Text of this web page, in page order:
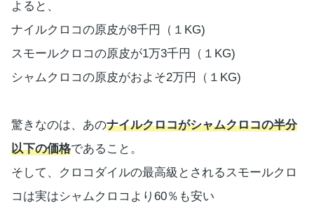
よると、
ナイルクロコの原皮が8千円（１KG)
スモールクロコの原皮が1万3千円（１KG)
シャムクロコの原皮がおよそ2万円（１KG)
驚きなのは、あのナイルクロコがシャムクロコの半分
以下の価格であること。
そして、クロコダイルの最高級とされるスモールクロ
コは実はシャムクロコより60％も安い